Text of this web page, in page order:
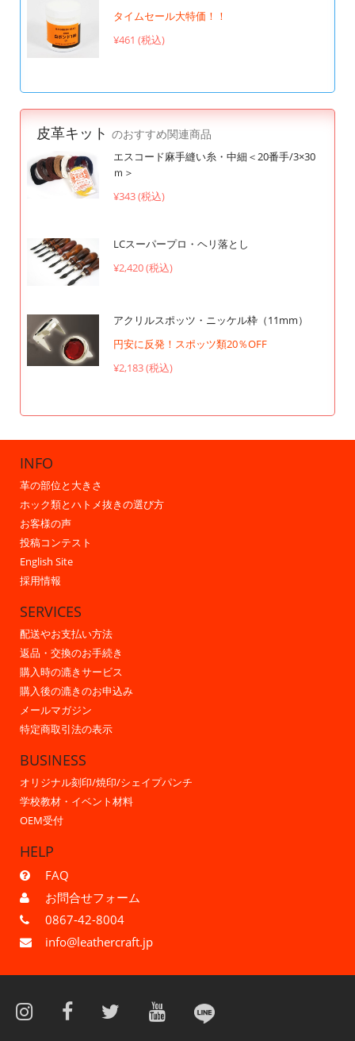
タイムセール大特価！！
¥461 (税込)
皮革キット のおすすめ関連商品
エスコード麻手縫い糸・中細＜20番手/3×30
ｍ＞
¥343 (税込)
LCスーパープロ・ヘリ落とし
¥2,420 (税込)
アクリルスポッツ・ニッケル枠（11mm）
円安に反発！スポッツ類20％OFF
¥2,183 (税込)
INFO
革の部位と大きさ
ホック類とハトメ抜きの選び方
お客様の声
投稿コンテスト
English Site
採用情報
SERVICES
配送やお支払い方法
返品・交換のお手続き
購入時の漉きサービス
購入後の漉きのお申込み
メールマガジン
特定商取引法の表示
BUSINESS
オリジナル刻印/焼印/シェイプパンチ
学校教材・イベント材料
OEM受付
HELP
FAQ
お問合せフォーム
0867-42-8004
info@leathercraft.jp